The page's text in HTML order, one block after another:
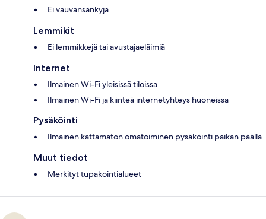
Ei vauvansänkyjä
Lemmikit
Ei lemmikkejä tai avustajaeläimiä
Internet
Ilmainen Wi-Fi yleisissä tiloissa
Ilmainen Wi-Fi ja kiinteä internetyhteys huoneissa
Pysäköinti
Ilmainen kattamaton omatoiminen pysäköinti paikan päällä
Muut tiedot
Merkityt tupakointialueet